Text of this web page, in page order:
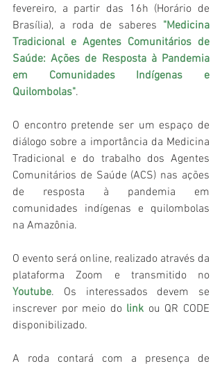
fevereiro, a partir das 16h (Horário de
Brasília), a roda de saberes "Medicina
Tradicional e Agentes Comunitários de
Saúde: Ações de Resposta à Pandemia
em Comunidades Indígenas e
Quilombolas".
O encontro pretende ser um espaço de
diálogo sobre a importância da Medicina
Tradicional e do trabalho dos Agentes
Comunitários de Saúde (ACS) nas ações
de resposta à pandemia em
comunidades indígenas e quilombolas
na Amazônia.
O evento será online, realizado através da
Youtube. Os interessados devem se
inscrever por meio do link ou QR CODE
disponibilizado.
A roda contará com a presença de